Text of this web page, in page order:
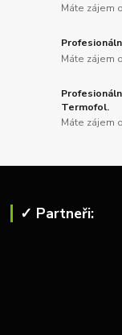
Máte zájem
Máte zájem
Termofol.
Máte zájem
✓ Partneři: